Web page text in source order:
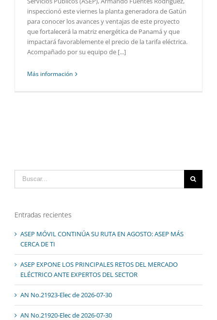
inspeccionó este viernes la planta generadora de Gatún
para conocer los avances y ventajas de este proyecto
que fortalecerá la matriz energética de Panamá y que
impactará favorablemente el precio de la tarifa eléctrica.
Acompañado por su equipo de [...]
Más información
Buscar:
Entradas recientes
ASEP MÓVIL CONTINÚA SU RUTA EN AGOSTO: ASEP MÁS
CERCA DE TI
ASEP EXPONE LOS PRINCIPALES RETOS DEL MERCADO
ELÉCTRICO ANTE EXPERTOS DEL SECTOR
AN No.21923-Elec de 2026-07-30
AN No.21920-Elec de 2026-07-30